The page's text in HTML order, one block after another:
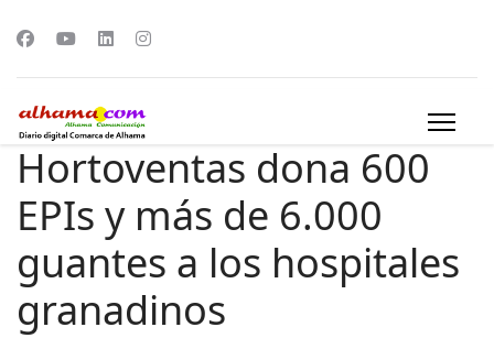
Hortoventas dona 600
EPIs y más de 6.000
guantes a los hospitales
granadinos